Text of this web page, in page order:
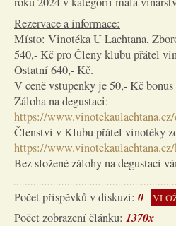
Rezervace a informace:
Místo: Vinotéka U Lachtana,
540,- Kč pro Členy klubu přátel
Ostatní 640,- Kč.
V ceně vstupenky je 50,- Kč
Záloha na degustaci:
https://
Členství v Klubu přátel vinotéky
https://
Bez složené zálohy na degustaci
Počet příspěvků v diskuzi: 0
Počet zobrazení článku: 1370x